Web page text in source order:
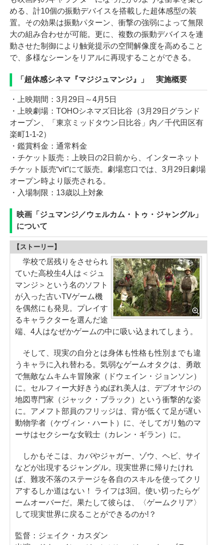
める、計10個の振動デバイスを搭載した超体感型の装
置。その効果は振動パターン、衝撃の強弱によって無限
大の組み合わせが可能。更に、複数の振動デバイスを連
動させた制御により触覚提示の空間解像度を高めること
で、多様なシーンをリアルに再現することができる。
「超体感シネマ『マジジュマンジ』」 実施概要
・上映期間：3月29日～4月5日
・上映劇場：TOHOシネマズ日比谷（3月29日グランド
オープン、「東京ミッドタウン日比谷」内／千代田区有
楽町1-1-2）
・鑑賞料金：通常料金
・チケット販売：上映日の2日前から、インターネット
チケット販売“vit”にて販売。劇場窓口では、3月29日劇場
オープン時より販売される。
・入場制限：13歳以上対象
映画「ジュマンジ／ウェルカム・トゥ・ジャングル」
について
【ストーリー】
学校で居残りをさせられ
ていた高校生4人は＜ジュ
マンジ＞という名のソフト
が入った古いTVゲーム機
を偶然にも発見。プレイす
るキャラクターを選んだ途
端、4人はなぜかゲームの中に吸い込まれてしまう。
そして、現実の自分とは身体も性格も性別までも違
うキャラに入れ替わる。気弱なゲームオタクは、勇敢
で無敵なムキムキ冒険家（ドウェイン・ジョンソン）
に。セルフィー大好きうぬぼれ美人は、デブオヤジの
地図専門家（ジャック・ブラック）という衝撃的な姿
に。アメフト部員のフリッジは、背が低くて足が遅い
動物学者（ケヴィン・ハート）に、そしてガリ勉のマ
ーサはセクシーな女戦士（カレン・ギラン）に。
しかもそこは、カバやジャガー、ゾウ、ヘビ、サイ
などが出現するジャングル。現実世界に帰りたけれ
ば、難攻不落のステージを各自のスキルを使ってクリ
アするしか道はない！ ライフは3回。使い切ったらゲ
ームオーバーだ。果たして彼らは、〈ゲームクリア〉
して現実世界に戻ることができるのか!？
監督：ジェイク・カスダン